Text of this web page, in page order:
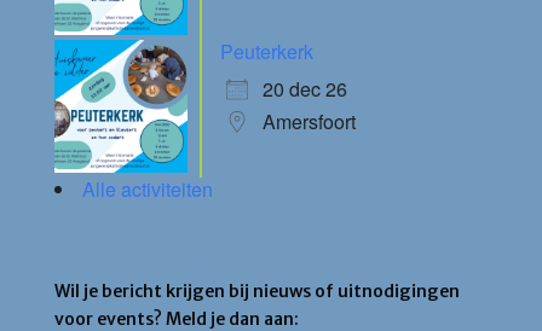
Peuterkerk
20 dec 26
Amersfoort
Alle activiteiten
Wil je bericht krijgen bij nieuws of uitnodigingen
voor events? Meld je dan aan: